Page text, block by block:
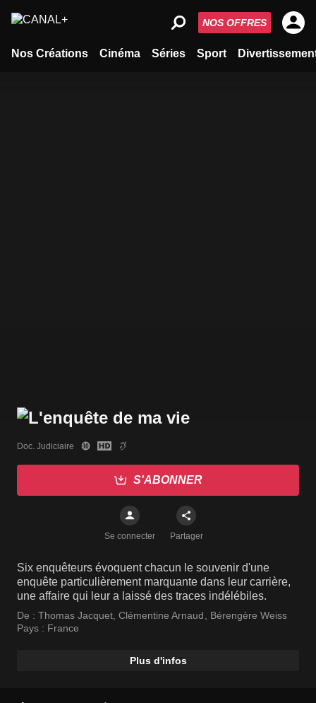
Nos Créations Cinéma Séries Sport
NOS OFFRES
Doc. Judiciaire
S'ABONNER
Se connecter Partager
Six enquêteurs évoquent chacun le souvenir d'une
enquête particulièrement marquante dans leur carrière,
une affaire qui leur a laissé des traces indélébiles.
De : Thomas Jacquet, Clémentine Arnaud, Bérengère Weiss
Pays : France
Plus d'infos